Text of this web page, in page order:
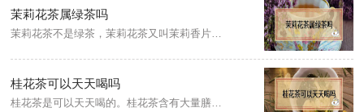
茉莉花茶属绿茶吗
茉莉花茶不是绿茶，茉莉花茶又叫茉莉香片，属于花茶类，是选用优质绿茶与三伏天双瓣含苞未放的茉莉花骨朵，通过拼和、窨制工艺制作而成，茉莉花茶是在传统茶叶的基础之上，经过再次加工制成，有别于传统的绿茶，因此茉莉花茶不属于绿茶。
桂花茶可以天天喝吗
桂花茶是可以天天喝的。桂花茶含有大量膳食纤维和钙离子、铁离子，适量饮用可以补充身体所需矿物质。